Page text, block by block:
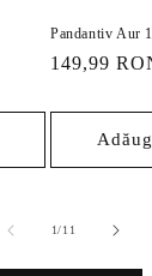
Pandantiv Aur
Preț
149,99
1/din
11